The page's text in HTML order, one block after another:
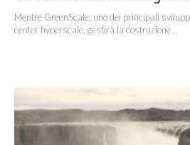
Mentre GreenScale, uno dei principali
center hyperscale, gestirà la costruzione...